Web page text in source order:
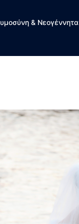
& Νεογέννητα